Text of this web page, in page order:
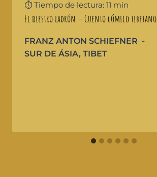
⏱️ Tiempo de lectura: 11 min
El diestro ladrón – Cuento cómico tibetano
FRANZ ANTON SCHIEFNER
SUR DE ÁSIA, TIBET